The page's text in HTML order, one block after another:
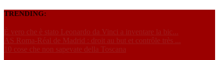
TRENDING:
È vero che è stato Leonardo da Vinci a inventare la bic...
AS Roma-Réal de Madrid : droit au but et contrôle très ...
10 cose che non sapevate della Toscana